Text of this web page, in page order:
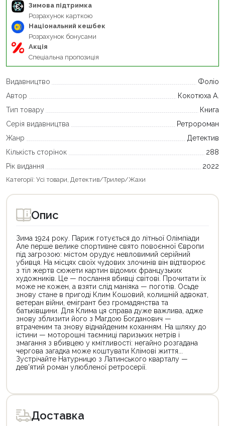
Зимова підтримка
Розрахунок карткою
Національний кешбек
Розрахунок бонусами
Акція
Спеціальна пропозиція
Видавництво
Фоліо
Автор
Кокотюха А.
Тип товару
Книга
Серія видавництва
Ретророман
Жанр
Детектив
Кількість сторінок
288
Рік видання
2022
Категорії: Усі товари, Детектив/Трилер/Жахи
Опис
Зима 1924 року. Париж готується до літньої Олімпіади
Але перше велике спортивне свято повоєнної Європи
під загрозою: містом орудує невловимий серійний
убивця. На місцях своїх чудових злочинів він відтворює
з тіл жертв сюжети картин відомих французьких
художників. Це — послання вбивці світові. Прочитати їх
може не кожен, а взяти слід маніяка — поготів. Осьде
знову стане в пригоді Клим Кошовий, колишній адвокат,
ветеран війни, емігрант без громадянства та
батьківщини. Для Клима ця справа дуже важлива, адже
знову зблизити його з Магдою Богданович —
втраченим та знову віднайденим коханням. На шляху до
істини — моторошні таємниці паризьких нетрів і
змагання з вбивцею у кмітливості: негайно розгадана
чергова загадка може коштувати Клімові життя...
Зустрічайте Натурницю з Латинського кварталу —
дев'ятий роман улюбленої ретросерії.
товар
для
покупки
товар
для
покупкиДоставка